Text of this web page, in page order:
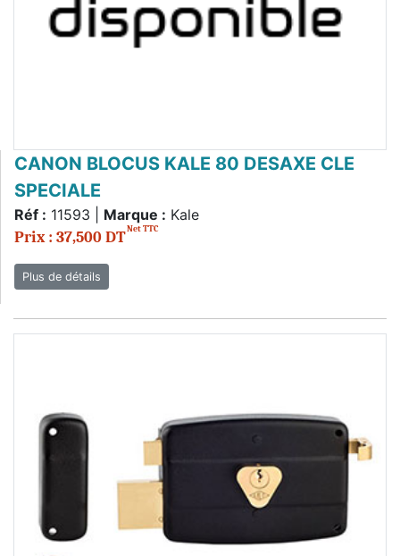
CANON BLOCUS KALE 80 DESAXE CLE
SPECIALE
Réf : 11593 | Marque : Kale
Prix : 37,500 DTNet TTC
Plus de détails